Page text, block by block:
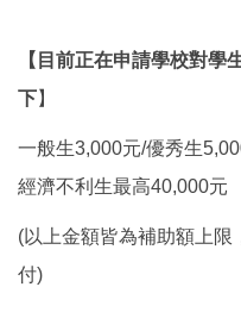
【目前正在申請學校對學
下】
一般生3,000元/優秀生
經濟不利生最高40,000元
(以上金額皆為補助額上
付)